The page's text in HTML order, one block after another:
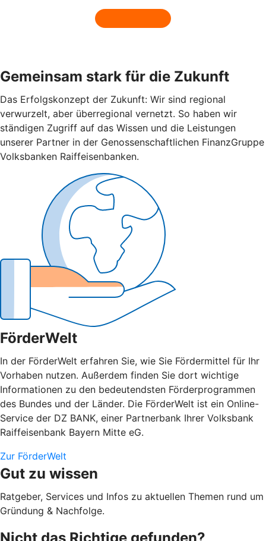
Gemeinsam stark für die Zukunft
Das Erfolgskonzept der Zukunft: Wir sind regional
verwurzelt, aber überregional vernetzt. So haben wir
ständigen Zugriff auf das Wissen und die Leistungen
unserer Partner in der Genossenschaftlichen FinanzGruppe
Volksbanken Raiffeisenbanken.
FörderWelt
In der FörderWelt erfahren Sie, wie Sie Fördermittel für Ihr
Vorhaben nutzen. Außerdem finden Sie dort wichtige
Informationen zu den bedeutendsten Förderprogrammen
des Bundes und der Länder. Die FörderWelt ist ein Online-
Service der DZ BANK, einer Partnerbank Ihrer Volksbank
Raiffeisenbank Bayern Mitte eG.
Zur FörderWelt
Gut zu wissen
Ratgeber, Services und Infos zu aktuellen Themen rund um
Gründung & Nachfolge.
Nicht das Richtige gefunden?